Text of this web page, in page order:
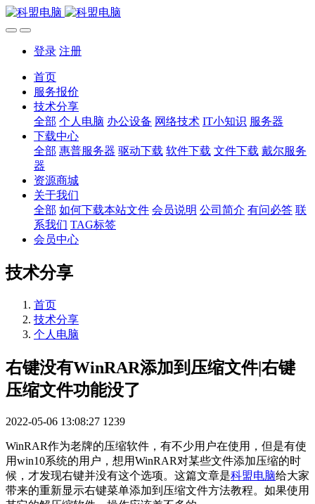
登录 注册
首页
服务报价
技术分享
全部 个人电脑 办公设备 网络技术 IT小知识 服务器
下载中心
全部 惠普服务器 驱动下载 软件下载 文件下载 戴尔服务
器
资源商城
关于我们
全部 如何下载本站文件 会员说明 公司简介 有问必答 联
系我们 TAG标签
会员中心
技术分享
首页
技术分享
个人电脑
右键没有WinRAR添加到压缩文件|右键
压缩文件功能没了
2022-05-06 13:08:27 1239
WinRAR作为老牌的压缩软件，有不少用户在使用，但是有使
用win10系统的用户，想用WinRAR对某些文件添加压缩的时
候，才发现右键并没有这个选项。这篇文章是科盟电脑给大家
带来的重新显示右键菜单添加到压缩文件方法教程。如果使用